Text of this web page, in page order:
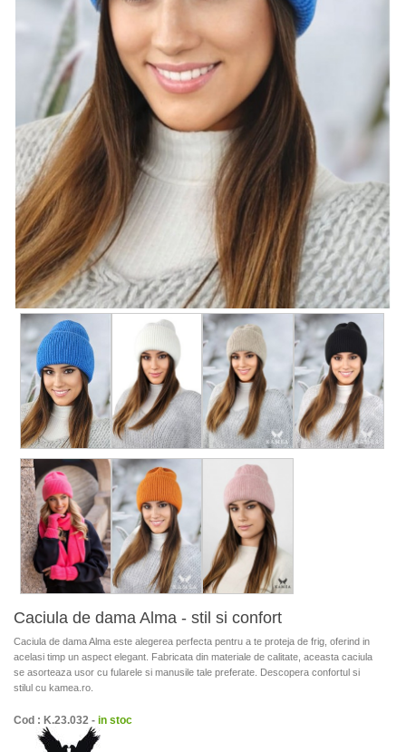
Caciula de dama Alma - stil si confort
Caciula de dama Alma este alegerea perfecta pentru a te proteja de frig, oferind in
acelasi timp un aspect elegant. Fabricata din materiale de calitate, aceasta caciula
se asorteaza usor cu fularele si manusile tale preferate. Descopera confortul si
stilul cu kamea.ro.
Cod : K.23.032 - in stoc